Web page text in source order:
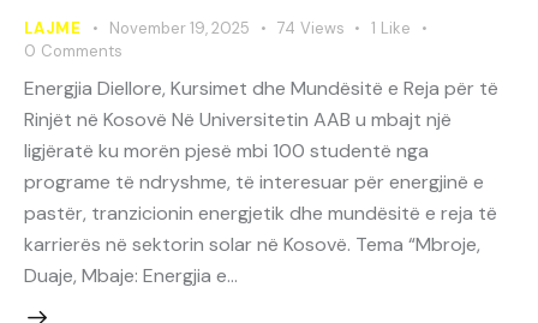
LAJME November 19, 2025 74 Views 1 Like
0 Comments
Energjia Diellore, Kursimet dhe Mundësitë e Reja për të
Rinjët në Kosovë Në Universitetin AAB u mbajt një
ligjëratë ku morën pjesë mbi 100 studentë nga
programe të ndryshme, të interesuar për energjinë e
pastër, tranzicionin energjetik dhe mundësitë e reja të
karrierës në sektorin solar në Kosovë. Tema “Mbroje,
Duaje, Mbaje: Energjia e…